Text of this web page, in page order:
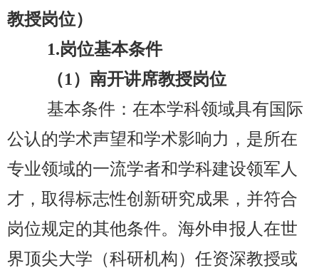
教授岗位）
1.岗位基本条件
（1）南开讲席教授岗位
基本条件：在本学科领域具有国际
公认的学术声望和学术影响力，是所在
专业领域的一流学者和学科建设领军人
才，取得标志性创新研究成果，并符合
岗位规定的其他条件。海外申报人在世
界顶尖大学（科研机构）任资深教授或